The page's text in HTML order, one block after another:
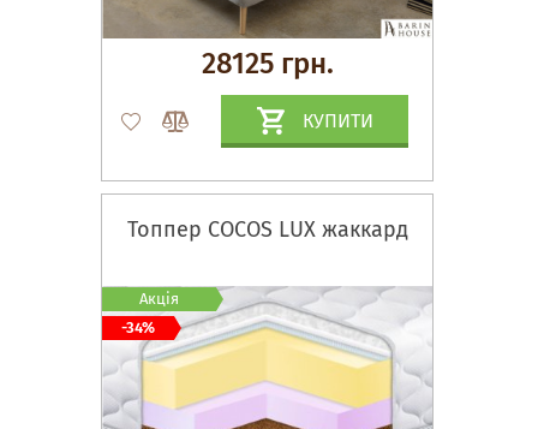
28125 грн.
КУПИТИ
Топпер COCOS LUX жаккард
Акція
-34%